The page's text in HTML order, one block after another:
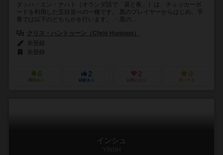
ダッハ・エン・ナハト（オランダ語で「昼と夜」）は、チェッカーボ
ードを利用した五目並べの一種です。 黒のプレイヤーからはじめ、手
番では以下のどちらかを行います。 ・黒の...
クリス・ハントゥーン（Chris Huntoon）
6
興味あり
2
経験あり
2
お気に入り
0
持ってる
インシュ
YINSH